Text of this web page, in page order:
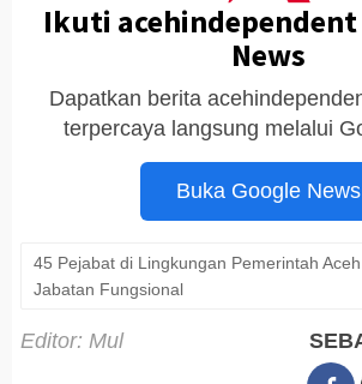
Ikuti acehindependent
News
Dapatkan berita
terpercaya langsung melalui
Buka Google News
45 Pejabat di Lingkungan Pemerintah
Jabatan Fungsional
Editor: Mul